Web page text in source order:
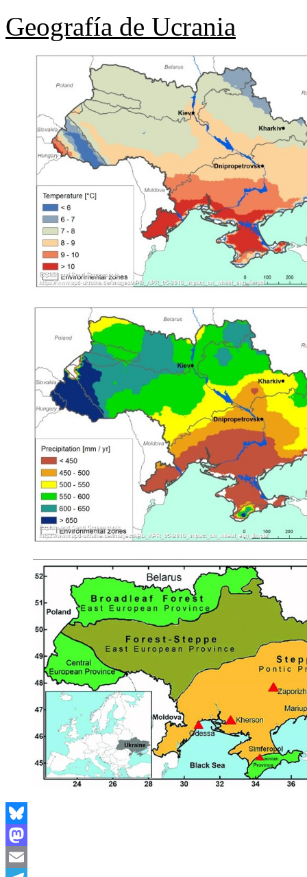
Geografía de Ucrania
Bluesky
Mastodon